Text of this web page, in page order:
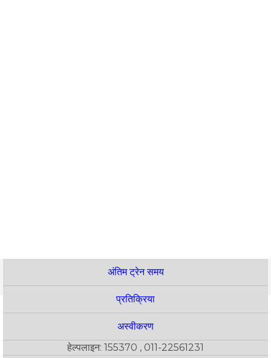
अंतिम ट्रेन समय
प्रतिक्रिया
अस्वीकरण
हेल्पलाइन: 155370 , 011-22561231